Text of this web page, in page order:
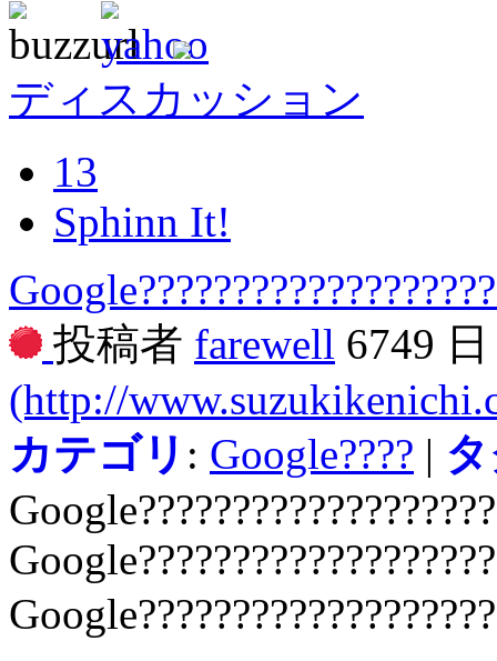
ディスカッション
13
Sphinn It!
投稿者 farewell 6749
(http://
カテゴリ : Google???? |